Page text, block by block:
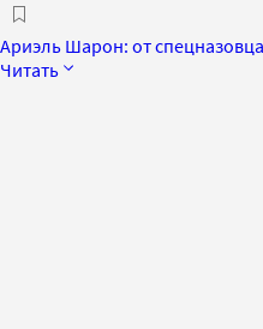
Ариэль Шарон: от
Читать